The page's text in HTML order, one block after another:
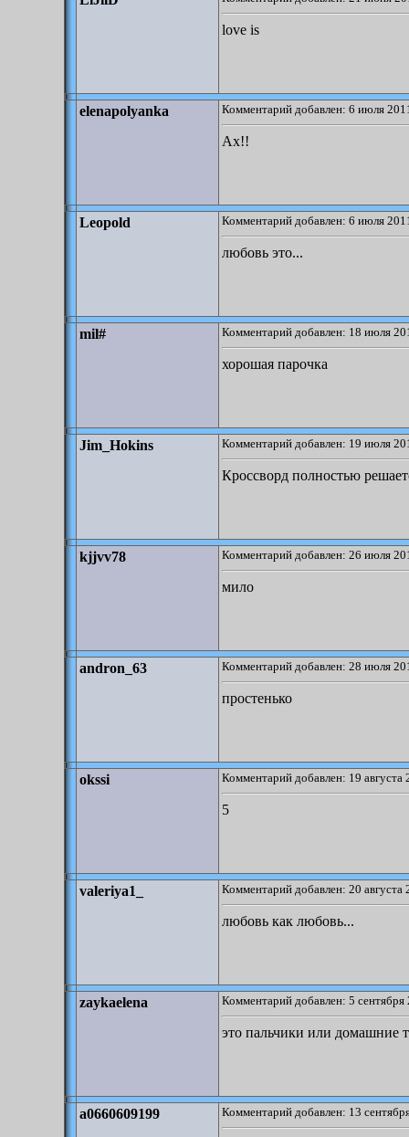
love is
elenapolyanka Комментарий добавлен: 6 июля
Ах!!
Leopold Комментарий добавлен: 6 июля
любовь это...
mil# Комментарий добавлен: 18 июля
хорошая парочка
Jim_Hokins Комментарий добавлен: 19 июля
Кроссворд полностью
kjjvv78 Комментарий добавлен: 26 июля
мило
andron_63 Комментарий добавлен: 28 июля
простенько
okssi Комментарий добавлен: 19 августа
5
valeriya1_ Комментарий добавлен: 20 августа
любовь как любовь...
zaykaelena Комментарий добавлен: 5
это пальчики или домашние
a0660609199 Комментарий добавлен: 13